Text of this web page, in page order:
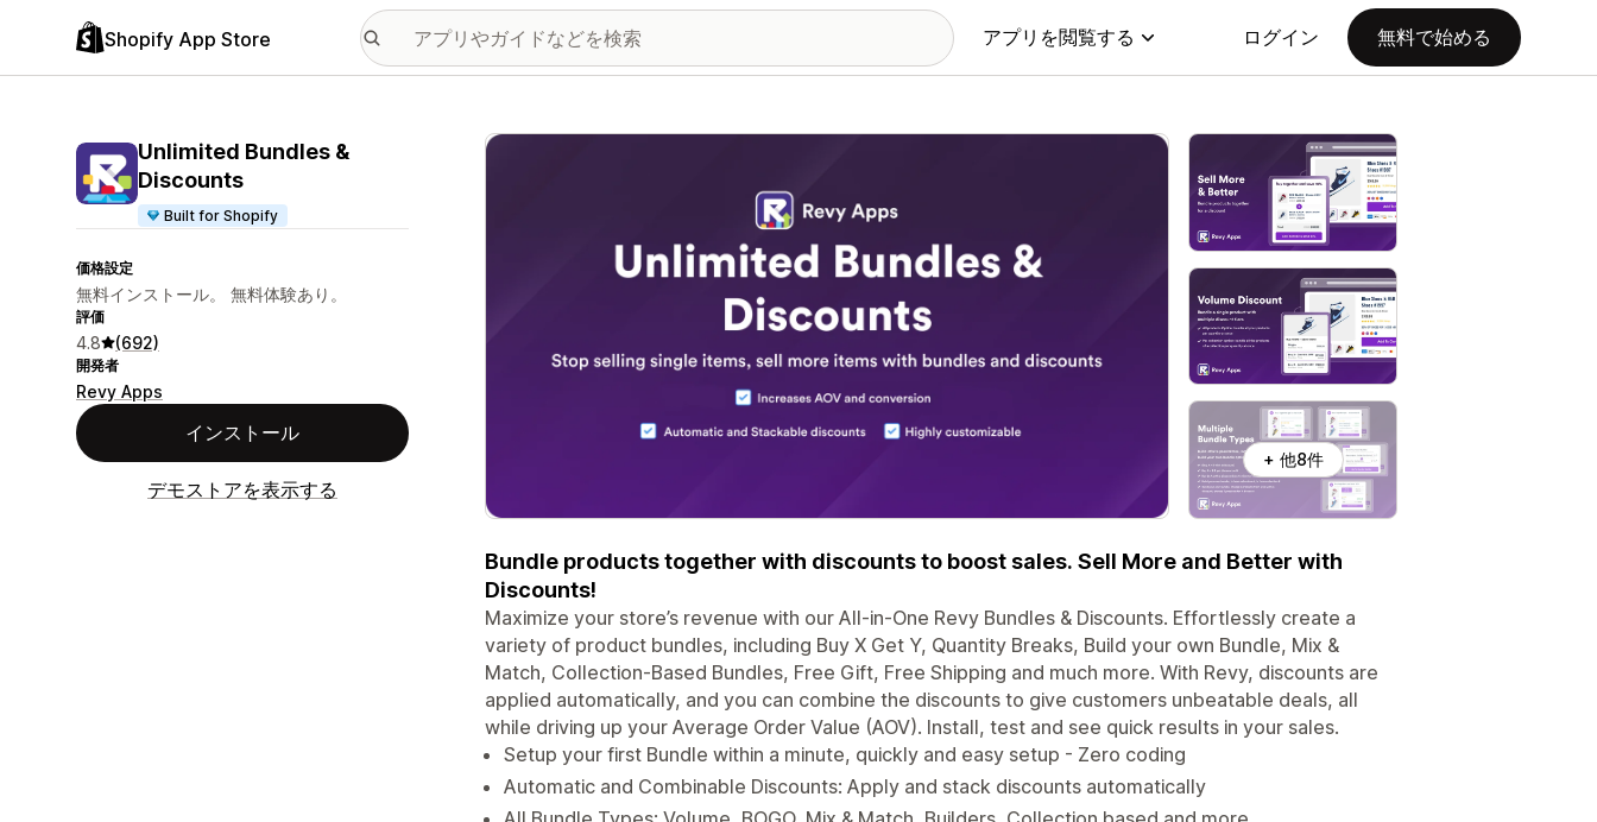
Shopify App Store アプリを閲覧する ログイン 無料で始める
Unlimited Bundles &
Discounts
Built for Shopify
価格設定
無料インストール。 無料体験あり。
評価
4.8 (692)
開発者
Revy Apps
インストール
デモストアを表示する
特集の画像ギャラリー
+ 他8件
Bundle products together with discounts to boost sales. Sell More and Better with
Discounts!
Maximize your store’s revenue with our All-in-One Revy Bundles & Discounts. Effortlessly create a
variety of product bundles, including Buy X Get Y, Quantity Breaks, Build your own Bundle, Mix &
Match, Collection-Based Bundles, Free Gift, Free Shipping and much more. With Revy, discounts are
applied automatically, and you can combine the discounts to give customers unbeatable deals, all
while driving up your Average Order Value (AOV). Install, test and see quick results in your sales.
Setup your first Bundle within a minute, quickly and easy setup - Zero coding
Automatic and Combinable Discounts: Apply and stack discounts automatically